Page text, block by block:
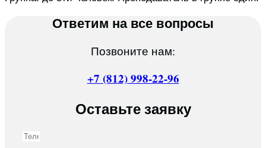
Ответим на все вопросы
Позвоните нам:
+7 (812) 998-22-96
Оставьте заявку